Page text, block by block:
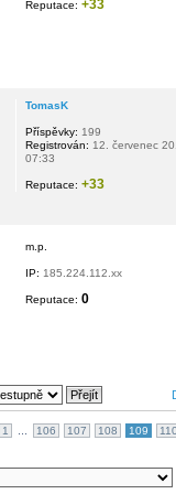
Reputace: +33
TomasK
Příspěvky: 199
Registrován: 12. červenec
07:33
Reputace: +33
m.p.
IP: 185.224.112.xx
Reputace: 0
1 106 107 108 109